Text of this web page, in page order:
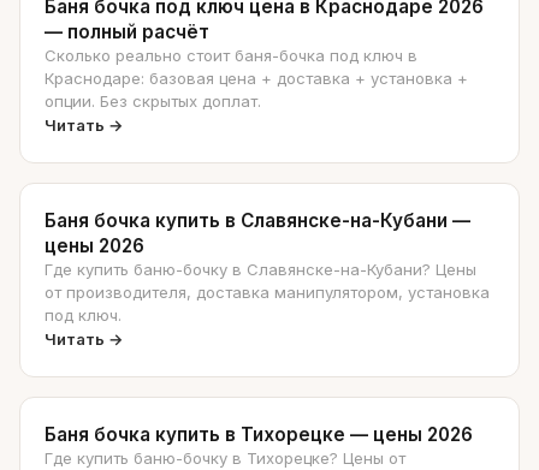
Баня бочка под ключ цена в Краснодаре 2026
— полный расчёт
Сколько реально стоит баня-бочка под ключ в
Краснодаре: базовая цена + доставка + установка +
опции. Без скрытых доплат.
Читать →
Баня бочка купить в Славянске-на-Кубани —
цены 2026
Где купить баню-бочку в Славянске-на-Кубани? Цены
от производителя, доставка манипулятором, установка
под ключ.
Читать →
Баня бочка купить в Тихорецке — цены 2026
Где купить баню-бочку в Тихорецке? Цены от